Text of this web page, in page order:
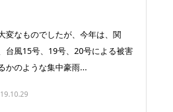
変なものでしたが、今年は、関
台風15号、19号、20号による被害
かのような集中豪雨...